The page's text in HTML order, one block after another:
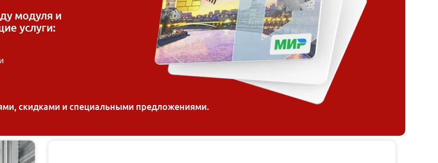
модуля и
услуги:
скидками и специальными предложениями.